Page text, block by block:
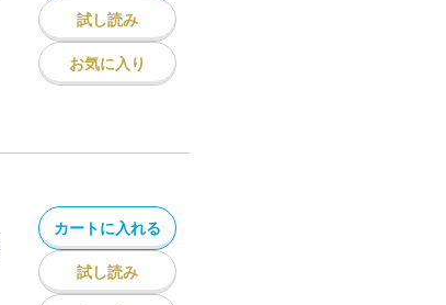
試し読み
お気に入り
カートに入れる
試し読み